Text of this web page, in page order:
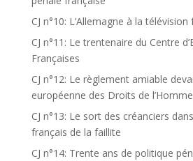
CJ n°10: L’Allemagne à la
CJ n°11: Le trentenaire du Centre
Françaises
CJ n°12: Le règlement amiable
européenne des Droits de l’Homme
CJ n°13: Le sort des créanciers
français de la faillite
CJ n°14: Trente ans de politique